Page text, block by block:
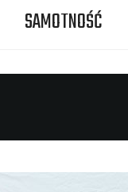
SAMOTNOŚĆ